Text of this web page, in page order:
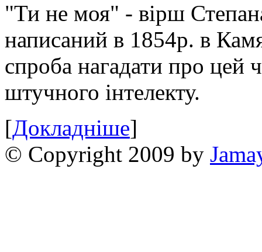
"Ти не моя" - вірш
написаний в 1854р. в
спроба нагадати про цей
штучного інтелекту.
[Докладніше]
© Copyright 2009 by